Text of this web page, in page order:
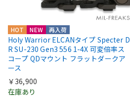
HOT NEW 再入荷
Holy Warrior ELCANタイプ Specter D
R SU-230 Gen3 556 1-4X 可変倍率ス
コープ QDマウント フラットダークア
ース
￥36,900
在庫あり